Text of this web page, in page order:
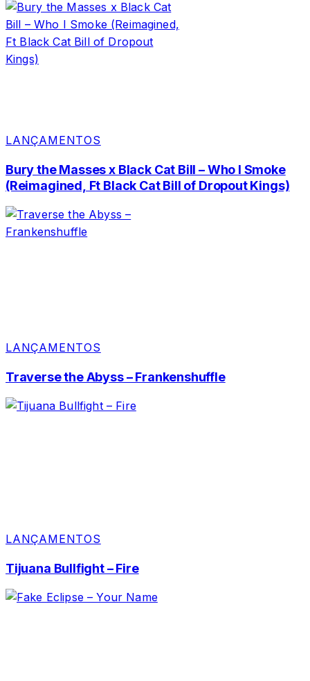
LANÇAMENTOS
Bury the Masses x Black Cat Bill – Who I Smoke
(Reimagined, Ft Black Cat Bill of Dropout Kings)
LANÇAMENTOS
Traverse the Abyss – Frankenshuffle
LANÇAMENTOS
Tijuana Bullfight – Fire